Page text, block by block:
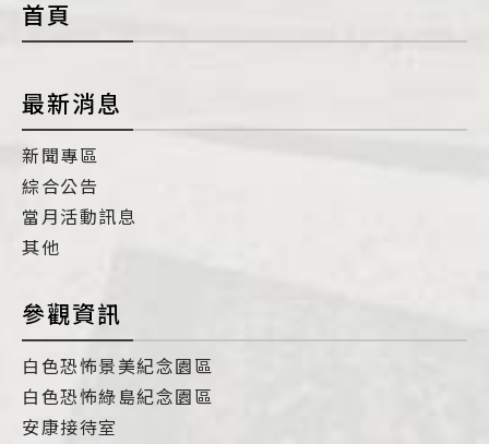
首頁
最新消息
新聞專區
綜合公告
當月活動訊息
其他
參觀資訊
白色恐怖景美紀念園區
白色恐怖綠島紀念園區
安康接待室